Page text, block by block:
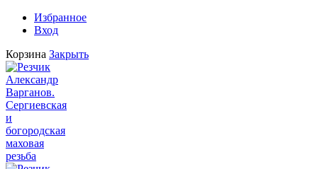
Избранное
Вход
Корзина Закрыть